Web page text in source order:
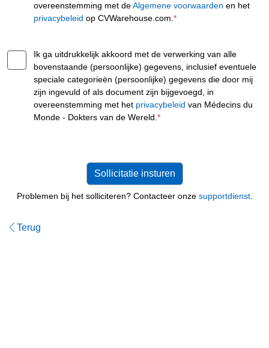
overeenstemming met deAlgemene voorwaarden en het
privacybeleid op CVWarehouse.com. *
Ik ga uitdrukkelijk akkoord met de verwerking van alle
bovenstaande (persoonlijke) gegevens, inclusief eventuele
speciale categorieën (persoonlijke) gegevens die door mij
zijn ingevuld of als document zijn bijgevoegd, in
overeenstemming met het privacybeleid van Médecins du
Monde - Dokters van de Wereld.*
Problemen bij het solliciteren? Contacteer onze supportdienst.
Terug